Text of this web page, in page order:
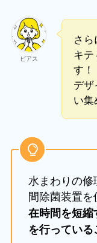
ビアス
さ
キ
す！
デ
い集
水まわりの
間除菌装置を
在時間を短
を行ってい